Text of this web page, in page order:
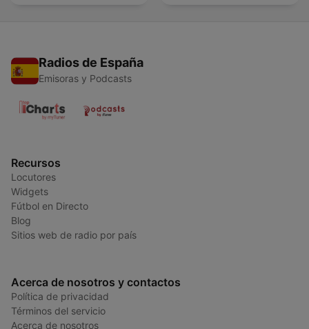
Radios de España
Emisoras y Podcasts
Recursos
Locutores
Widgets
Fútbol en Directo
Blog
Sitios web de radio por país
Acerca de nosotros y contactos
Política de privacidad
Términos del servicio
Acerca de nosotros